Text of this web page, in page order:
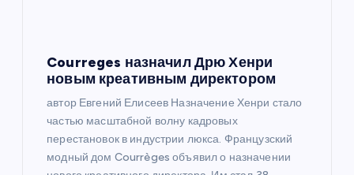
Courreges назначил Дрю Хенри
новым креативным директором
автор Евгений Елисеев Назначение Хенри стало
частью масштабной волну кадровых
перестановок в индустрии люкса. Французский
модный дом Courrèges объявил о назначении